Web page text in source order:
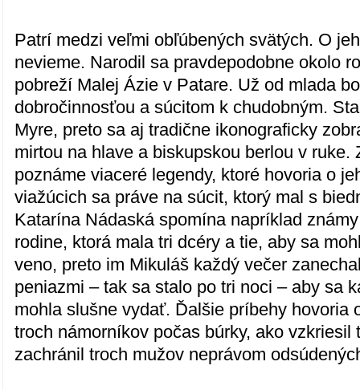
Patrí medzi veľmi obľúbených svätých. O
nevieme. Narodil sa pravdepodobne okolo
pobreží Malej Ázie v Patare. Už od mlada
dobročinnosťou a súcitom k chudobným.
Myre, preto sa aj tradične ikonograficky
mirtou na hlave a biskupskou berlou v ruke.
poznáme viaceré legendy, ktoré hovoria o
viažúcich sa práve na súcit, ktorý mal s
Katarína Nádaská spomína napríklad
rodine, ktorá mala tri dcéry a tie, aby sa
veno, preto im Mikuláš každý večer
peniazmi – tak sa stalo po tri noci – aby sa
mohla slušne vydať. Ďalšie príbehy hovoria
troch námorníkov počas búrky, ako vzkriesil
zachránil troch mužov neprávom